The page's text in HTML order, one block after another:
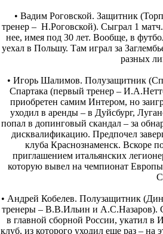
• Вадим Роговской. Защитник
тренер – Н.Роговской). Сыграл 1
нее, имея под 30 лет. Вообще, в
уехал в Польшу. Там играл за
разных
• Игорь Шалимов. Полузащитник
Спартака (первый тренер –
приобретен самим Интером, но
уходил в аренды – в Дуйсбург,
попал в допинговый скандал – за
дисквалификацию. Предпочел
клуба Краснознаменск. Вскоре
приглашением итальянских
которую вывел на чемпионат
• Андрей Кобелев. Полузащитник
тренеры – В.В.Ильин и А.С.Назаров).
в главной сборной России, укатил в
клуб, из которого уходил еще раз – на